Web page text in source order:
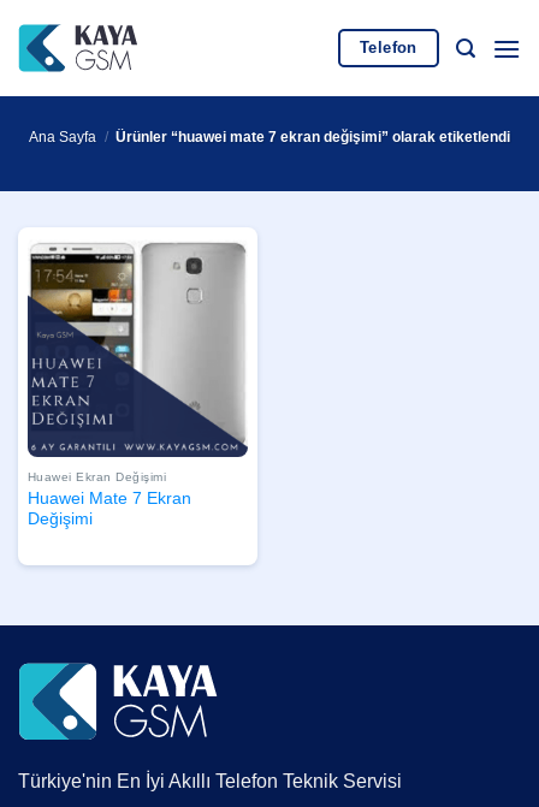
atla
Telefon
Ana Sayfa / Ürünler “huawei mate 7 ekran değişimi” olarak etiketlendi
Huawei Ekran Değişimi
Huawei Mate 7 Ekran
Değişimi
Türkiye'nin En İyi Akıllı Telefon Teknik Servisi